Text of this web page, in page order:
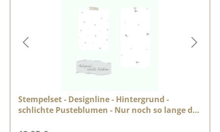
Stempelset - Designline - Hintergrund -
schlichte Pusteblumen - Nur noch so lange der